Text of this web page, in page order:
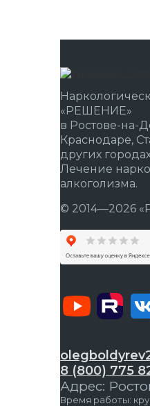
«РЕШЕНИЕ»
в Ростове-на-
Краснодаре,
других
Лечение
алкоголизма.
© 2014—2026
8 (800) 775
Адрес:
Время работы: